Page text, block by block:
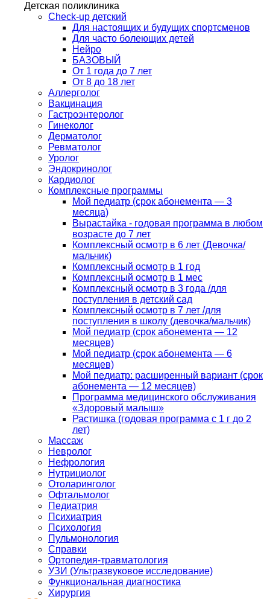
Детская поликлиника
Check-up детский
Для настоящих и будущих спортсменов
Для часто болеющих детей
Нейро
БАЗОВЫЙ
От 1 года до 7 лет
От 8 до 18 лет
Аллерголог
Вакцинация
Гастроэнтеролог
Гинеколог
Дерматолог
Ревматолог
Уролог
Эндокринолог
Кардиолог
Комплексные программы
Мой педиатр (срок абонемента — 3
месяца)
Вырастайка - годовая программа в любом
возрасте до 7 лет
Комплексный осмотр в 6 лет (Девочка/
мальчик)
Комплексный осмотр в 1 год
Комплексный осмотр в 1 мес
Комплексный осмотр в 3 года /для
поступления в детский сад
Комплексный осмотр в 7 лет /для
поступления в школу (девочка/мальчик)
Мой педиатр (срок абонемента — 12
месяцев)
Мой педиатр (срок абонемента — 6
месяцев)
Мой педиатр: расширенный вариант (срок
абонемента — 12 месяцев)
Программа медицинского обслуживания
«Здоровый малыш»
Растишка (годовая программа с 1 г до 2
лет)
Массаж
Невролог
Нефрология
Нутрициолог
Отоларинголог
Офтальмолог
Педиатрия
Психиатрия
Психология
Пульмонология
Справки
Ортопедия-травматология
УЗИ (Ультразвуковое исследование)
Функциональная диагностика
Хирургия